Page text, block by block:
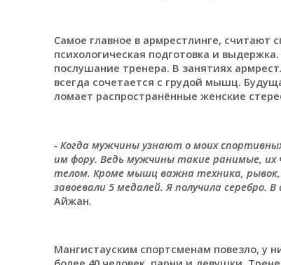
Самое главное в армрестлинге, считают
психологическая подготовка и
послушание тренера. В занятиях
всегда сочетается с грудой мышц.
ломает распространённые женские
- Когда мужчины узнают о моих
им фору. Ведь мужчины такие ранимые,
телом. Кроме мышц важна техника, рывок,
завоевали 5 медалей. Я получила
Айжан.
Мангистауским спортсменам повезло, у